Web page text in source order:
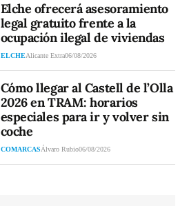
Elche ofrecerá asesoramiento
legal gratuito frente a la
ocupación ilegal de viviendas
ELCHEAlicante Extra06/08/2026
Cómo llegar al Castell de l’Olla
2026 en TRAM: horarios
especiales para ir y volver sin
coche
COMARCASÁlvaro Rubio06/08/2026